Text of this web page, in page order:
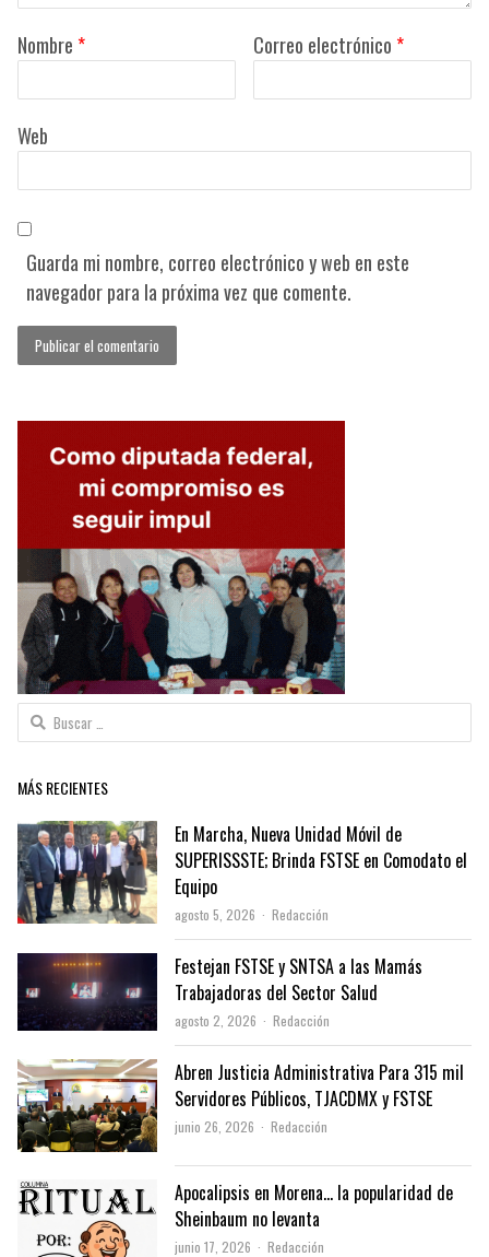
Nombre * Correo electrónico *
Web
Guarda mi nombre, correo electrónico y web en este
navegador para la próxima vez que comente.
Buscar:
MÁS RECIENTES
En Marcha, Nueva Unidad Móvil de
SUPERISSSTE; Brinda FSTSE en Comodato el
Equipo
agosto 5, 2026 Author
Redacción
Festejan FSTSE y SNTSA a las Mamás
Trabajadoras del Sector Salud
agosto 2, 2026 Author
Redacción
Abren Justicia Administrativa Para 315 mil
Servidores Públicos, TJACDMX y FSTSE
junio 26, 2026 Author
Redacción
Apocalipsis en Morena… la popularidad de
Sheinbaum no levanta
junio 17, 2026 Author
Redacción